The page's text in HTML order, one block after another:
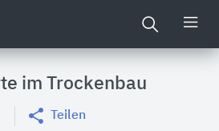
im Trockenbau
Teilen